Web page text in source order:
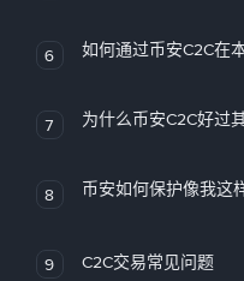
6 如何通过币安C2C在
7 为什么币安C2C好过
8 币安如何保护像我这
9 C2C交易常见问题